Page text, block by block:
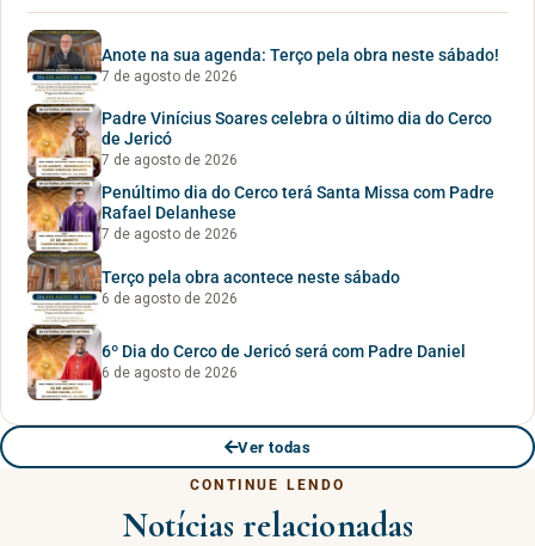
Anote na sua agenda: Terço pela obra neste sábado!
7 de agosto de 2026
Padre Vinícius Soares celebra o último dia do Cerco
de Jericó
7 de agosto de 2026
Penúltimo dia do Cerco terá Santa Missa com Padre
Rafael Delanhese
7 de agosto de 2026
Terço pela obra acontece neste sábado
6 de agosto de 2026
6º Dia do Cerco de Jericó será com Padre Daniel
6 de agosto de 2026
Ver todas
CONTINUE LENDO
Notícias relacionadas